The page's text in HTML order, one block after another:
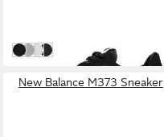
BLACK
MINDFUL GREY
WHITE
black/black
New Balance M373 Sneaker